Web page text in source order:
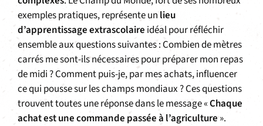
exemples pratiques, représente un lieu
d’apprentissage extrascolaire idéal pour réfléchir
ensemble aux questions suivantes : Combien de mètres
carrés me sont-ils nécessaires pour préparer mon repas
de midi ? Comment puis-je, par mes achats, influencer
ce qui pousse sur les champs mondiaux ? Ces questions
trouvent toutes une réponse dans le message «Chaque
achat est une commande passée à l’agriculture ».